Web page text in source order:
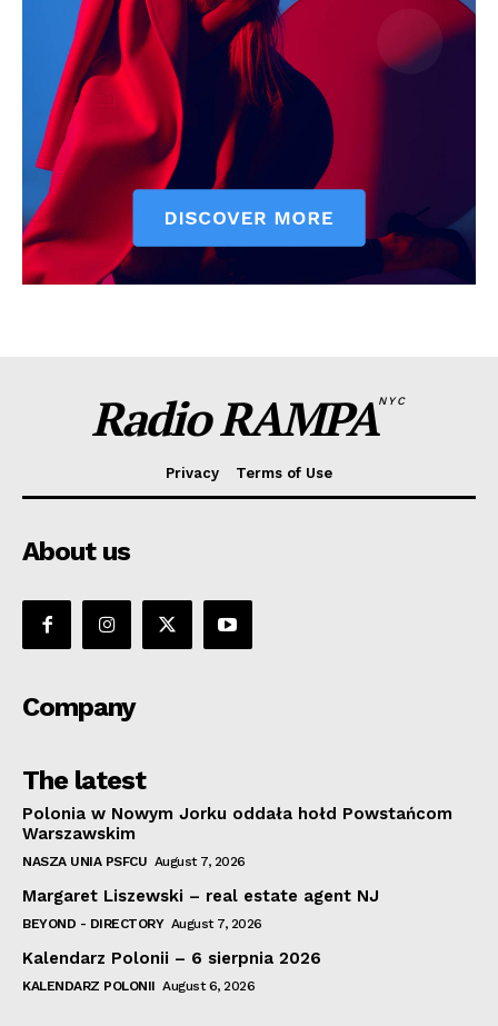
Radio RAMPANYC
Privacy Terms of Use
About us
Company
The latest
Polonia w Nowym Jorku oddała hołd Powstańcom
Warszawskim
NASZA UNIA PSFCU August 7, 2026
Margaret Liszewski – real estate agent NJ
BEYOND - DIRECTORY August 7, 2026
Kalendarz Polonii – 6 sierpnia 2026
KALENDARZ POLONII August 6, 2026